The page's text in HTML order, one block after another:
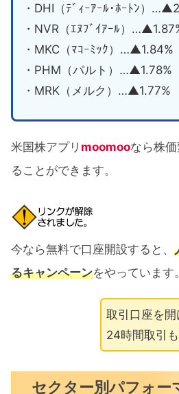
・DHI（ﾃﾞｨｰｱｰﾙ･ﾎｰﾄﾝ）
・NVR（ｴﾇﾌﾞｲｱｰﾙ）
・MKC（ﾏｺｰﾐｯｸ）…▲1.84%
・PHM（パルト）…▲1.78%
・MRK（メルク）…▲1.77%
米国株アプリ moomooなら株
ることができます。
今なら無料で口座開設すると、
るキャンペーンをやっています。
取引口座を
24時間取引
セクター別パフォー